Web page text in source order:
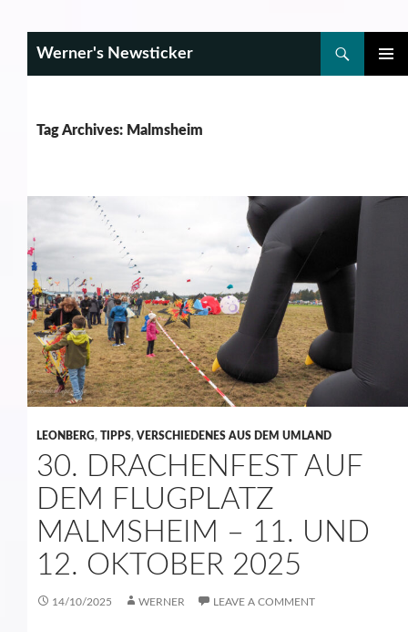
Werner's Newsticker
Tag Archives: Malmsheim
LEONBERG, TIPPS, VERSCHIEDENES AUS DEM UMLAND
30. DRACHENFEST AUF
DEM FLUGPLATZ
MALMSHEIM – 11. UND
12. OKTOBER 2025
14/10/2025 WERNER LEAVE A COMMENT